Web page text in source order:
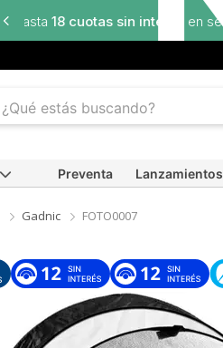
Preventa Lanzamientos
Gadnic FOTO0007